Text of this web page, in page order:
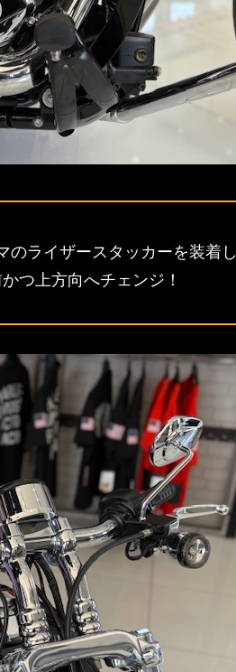
のライザースタッカーを装着し
つ上方向へチェンジ！